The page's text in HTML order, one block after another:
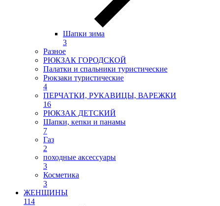
Шапки зима
3
Разное
РЮКЗАК ГОРОДСКОЙ
Палатки и спальники туристические
Рюкзаки туристические
4
ПЕРЧАТКИ, РУКАВИЦЫ, ВАРЕЖКИ
16
РЮКЗАК ДЕТСКИЙ
Шапки, кепки и панамы
7
Газ
2
походные аксессуары
3
Косметика
3
ЖЕНЩИНЫ
114